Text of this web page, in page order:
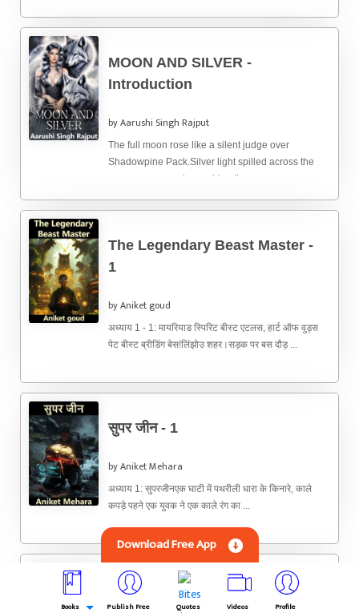
MOON AND SILVER -
Introduction
by Aarushi Singh Rajput
The full moon rose like a silent judge over
Shadowpine Pack.Silver light spilled across the
ceremony grounds, washing the ...
The Legendary Beast Master -
1
by Aniket goud
अध्याय 1 - 1: मायरियाड स्पिरिट बीस्ट एटलस, हार्ट ऑफ वुड्स
पेट बीस्ट ब्रीडिंग बेस!लिंझोउ शहर।सड़क पर बस दौड़ ...
सुपर जीन - 1
by Aniket Mehara
अध्याय 1: सुपरजीनएक घाटी में पथरीली धारा के किनारे, काले
कपड़े पहने एक युवक ने एक काले रंग का ...
The Mafia Weakness - 2
Download Free App
Books Publish Free Quotes Videos Profile